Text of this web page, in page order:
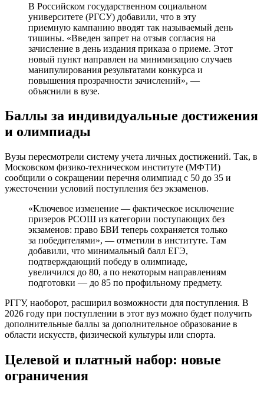
В Российском государственном социальном
университете (РГСУ) добавили, что в эту
приемную кампанию вводят так называемый день
тишины. «Введен запрет на отзыв согласия на
зачисление в день издания приказа о приеме. Этот
новый пункт направлен на минимизацию случаев
манипулирования результатами конкурса и
повышения прозрачности зачислений», —
объяснили в вузе.
Баллы за индивидуальные достижения
и олимпиады
Вузы пересмотрели систему учета личных достижений. Так, в
Московском физико-техническом институте (МФТИ)
сообщили о сокращении перечня олимпиад с 50 до 35 и
ужесточении условий поступления без экзаменов.
«Ключевое изменение — фактическое исключение
призеров РСОШ из категории поступающих без
экзаменов: право БВИ теперь сохраняется только
за победителями», — отметили в институте. Там
добавили, что минимальный балл ЕГЭ,
подтверждающий победу в олимпиаде,
увеличился до 80, а по некоторым направлениям
подготовки — до 85 по профильному предмету.
РГГУ, наоборот, расширил возможности для поступления. В
2026 году при поступлении в этот вуз можно будет получить
дополнительные баллы за дополнительное образование в
области искусств, физической культуры или спорта.
Целевой и платный набор: новые
ограничения